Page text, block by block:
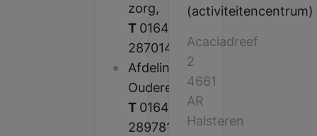
zorg,
T 0164
287014
Afdeling
Ouderen,
T 0164
289781
(activiteitencentrum)
Acaciadreef
2
4661
AR
Halsteren